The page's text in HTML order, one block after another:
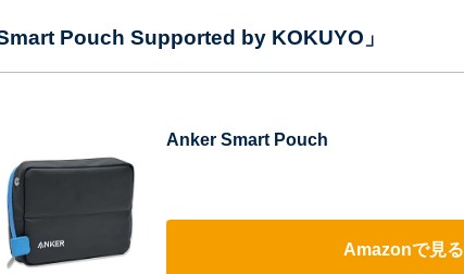
Pouch Supported by KOKUYO」
Anker Smart Pouch
Amazonで見る